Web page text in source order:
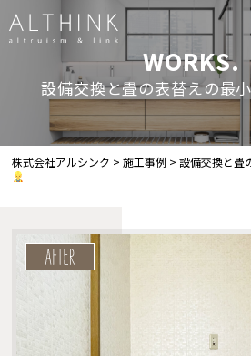
WORKS.
設備交換と畳の表替えの最
株式会社アルシンク >施工事例 >設備交換と畳